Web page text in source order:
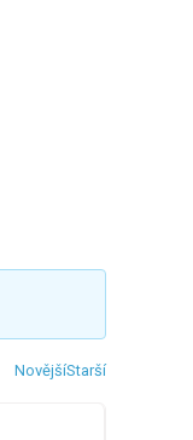
NovějšíStarší